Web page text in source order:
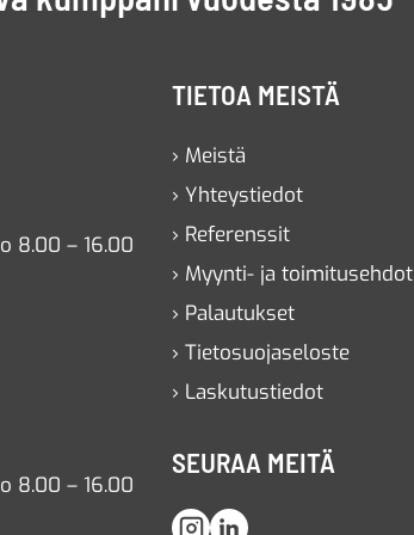
8.00 – 16.00
8.00 – 16.00
TIETOA MEISTÄ
› Meistä
› Yhteystiedot
› Referenssit
› Myynti- ja toimitusehdot
› Palautukset
› Tietosuojaseloste
› Laskutustiedot
SEURAA MEITÄ
Instagram
LinkedIn